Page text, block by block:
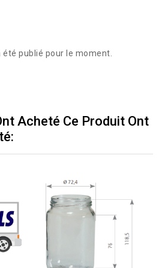
été publié pour le moment.
Acheté Ce Produit Ont